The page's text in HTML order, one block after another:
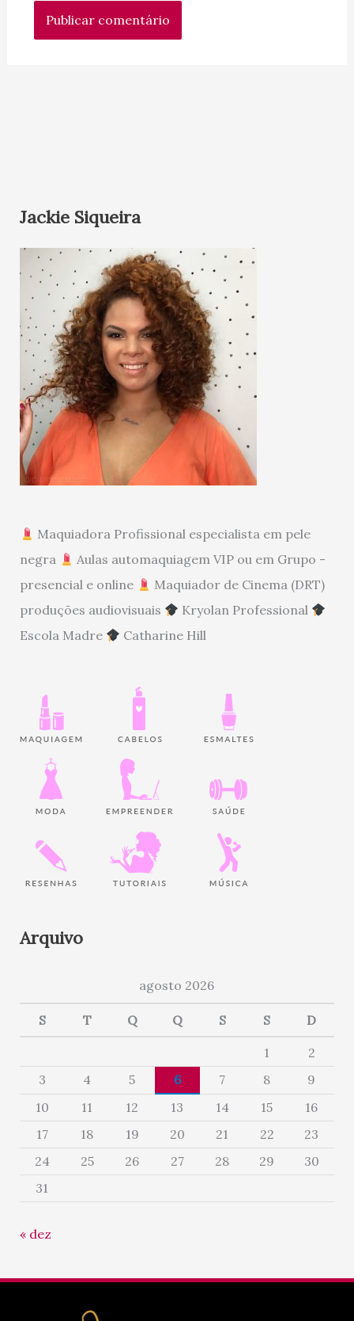
Jackie Siqueira
Maquiadora Profissional especialista em pele
negra
Aulas automaquiagem VIP ou em Grupo -
presencial e online
Maquiador de Cinema (DRT)
produções audiovisuais
Kryolan Professional
Escola Madre
Catharine Hill
Arquivo
agosto 2026
S T Q Q S S D
1
2
3
4 5 6 7 8
9
10
11 12 13 14 15
16
17
18 19 20 21 22
23
24
25 26 27 28 29
30
31
« dez